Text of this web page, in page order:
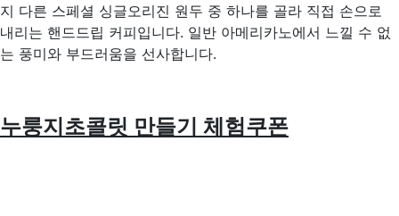
지 다른 스페셜 싱글오리진 원두 중 하나를 골라 직접 손으로
내리는 핸드드립 커피입니다. 일반 아메리카노에서 느낄 수 없
는 풍미와 부드러움을 선사합니다.
누룽지초콜릿 만들기 체험쿠폰